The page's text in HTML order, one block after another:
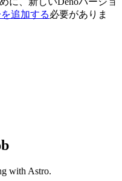
追加する必要がありま
with Astro.